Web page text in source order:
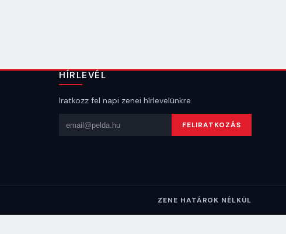
HÍRLEVÉL
Iratkozz fel napi zenei hírlevelünkre.
Email cím FELIRATKOZÁS
ZENE HATÁROK NÉLKÜL